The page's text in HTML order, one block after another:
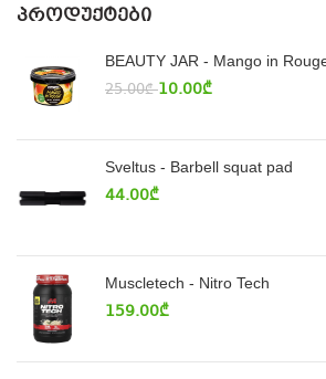
ᲞᲠᲝᲓᲣᲥᲢᲔᲑᲘ
BEAUTY JAR - Mango in
25.00₾ 10.00₾
Sveltus - Barbell squat pad
44.00₾
Muscletech - Nitro Tech
159.00₾